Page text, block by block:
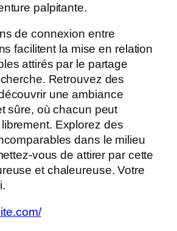
palpitante.
de connexion entre
facilitent la mise en relation
attirés par le partage
Retrouvez des
une ambiance
sûre, où chacun peut
Explorez des
dans le milieu
vous de attirer par cette
et chaleureuse. Votre